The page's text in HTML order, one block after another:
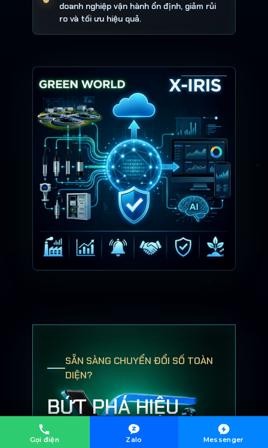
doanh nghiệp vận hành ổn định, giảm rủi
ro và tối ưu hiệu quả.
SẴN SÀNG CHUYỂN ĐỔI SỐ TOÀN
DIỆN?
BỨT PHÁ HIỆU
SUẤT
Gọi điện Zalo Messenger